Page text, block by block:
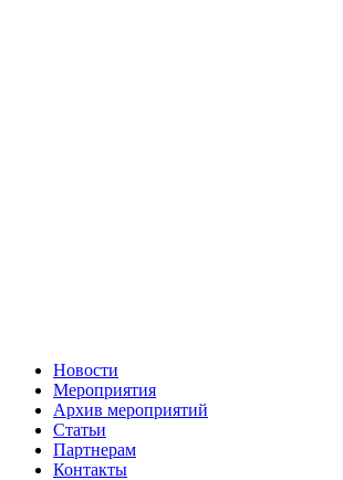
Новости
Мероприятия
Архив мероприятий
Статьи
Партнерам
Контакты